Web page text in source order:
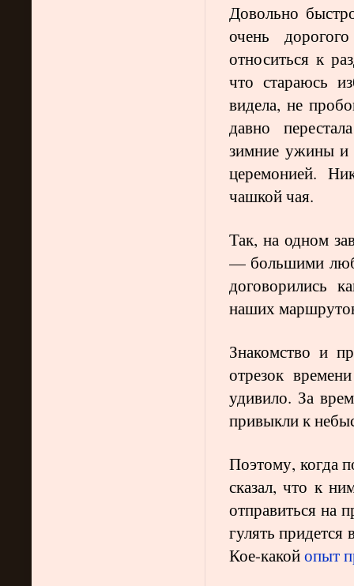
Довольно
очень
относиться к
что стараюсь
видела, не
давно
зимние ужины и
церемонией.
чашкой чая.
Так, на одном
— большими
договорились
наших
Знакомство и
отрезок
удивило. За
привыкли к
Поэтому, когда
сказал, что к
отправиться на
гулять
Кое-какойопыт